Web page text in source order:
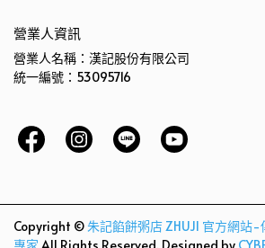
營業人資訊
營業人名稱：漢記股份有限公司
統一編號：53095716
Copyright ©朱記餡餅粥店 ZHUJI 官方網站